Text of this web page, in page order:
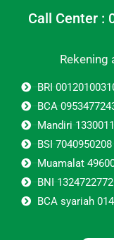
Call Center :
Rekening
BRI
BCA
Mandiri
BSI 7040950208
Muamalat
BNI 1324722772
BCA syariah